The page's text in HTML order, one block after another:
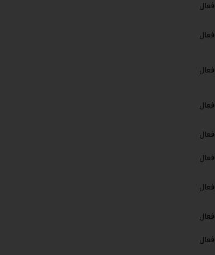
فعال
فعال
فعال
فعال
فعال
فعال
فعال
فعال
فعال